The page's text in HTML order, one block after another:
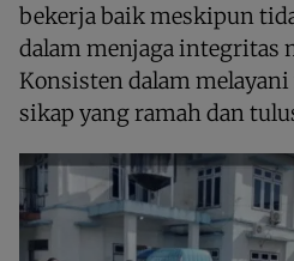
bekerja baik meskipun
dalam menjaga integritas
Konsisten dalam
sikap yang ramah dan